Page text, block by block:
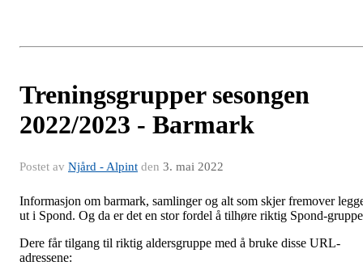
Treningsgrupper sesongen
2022/2023 - Barmark
Postet av Njård - Alpint den 3. mai 2022
Informasjon om barmark, samlinger og alt som skjer fremover
ut i Spond. Og da er det en stor fordel å tilhøre riktig Spond-gruppe
Dere får tilgang til riktig aldersgruppe med å bruke disse URL-
adressene: